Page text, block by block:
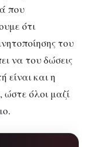
που
ότι
του
να του δώσεις
είναι και η
όλοι μαζί